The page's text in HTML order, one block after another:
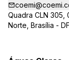
Quadra CLN 305,
Norte, Brasília -